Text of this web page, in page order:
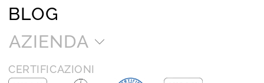
BLOG
AZIENDA
CERTIFICAZIONI